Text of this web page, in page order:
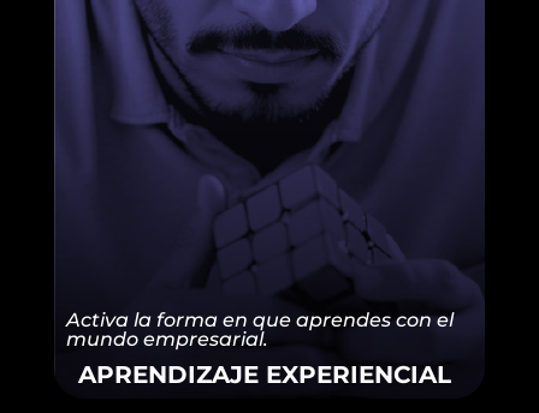
Activa la forma en que aprendes con el
mundo empresarial.
APRENDIZAJE EXPERIENCIAL